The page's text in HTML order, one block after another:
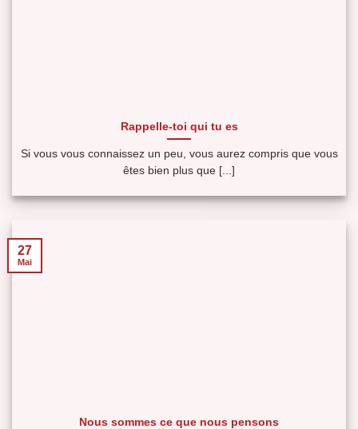
Rappelle-toi qui tu es
Si vous vous connaissez un peu, vous aurez compris que vous
êtes bien plus que [...]
Nous sommes ce que nous pensons
27
Mai